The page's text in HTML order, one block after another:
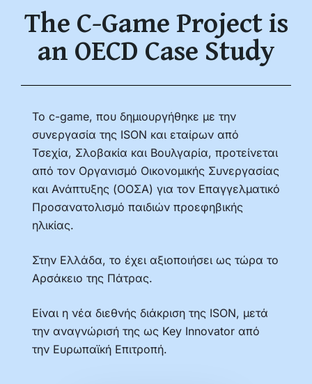
The C-Game Project is
an OECD Case Study
Το c-game, που δημιουργήθηκε με την
συνεργασία της ISON και εταίρων από
Τσεχία, Σλοβακία και Βουλγαρία, προτείνεται
από τον Οργανισμό Οικονομικής Συνεργασίας
και Ανάπτυξης (ΟΟΣΑ) για τον Επαγγελματικό
Προσανατολισμό παιδιών προεφηβικής
ηλικίας.
Στην Ελλάδα, το έχει αξιοποιήσει ως τώρα το
Αρσάκειο της Πάτρας.
Είναι η νέα διεθνής διάκριση της ISON, μετά
την αναγνώρισή της ως Key Innovator από
την Ευρωπαϊκή Επιτροπή.